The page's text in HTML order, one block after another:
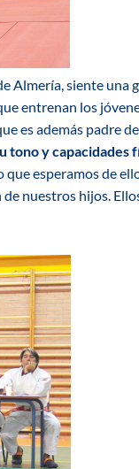
Almería, siente
entrenan los
es además padre
tono y
que esperamos de
nuestros hijos.